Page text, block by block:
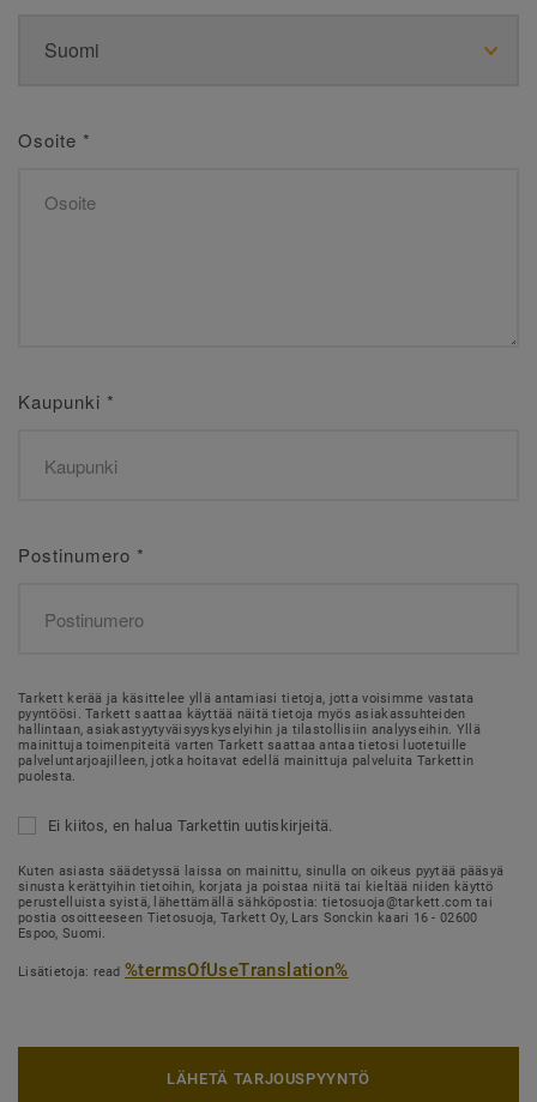
Osoite *
Kaupunki *
Postinumero *
Tarkett kerää ja käsittelee yllä antamiasi tietoja, jotta voisimme vastata
pyyntöösi. Tarkett saattaa käyttää näitä tietoja myös asiakassuhteiden
hallintaan, asiakastyytyväisyyskyselyihin ja tilastollisiin analyyseihin. Yllä
mainittuja toimenpiteitä varten Tarkett saattaa antaa tietosi luotetuille
palveluntarjoajilleen, jotka hoitavat edellä mainittuja palveluita Tarkettin
puolesta.
Ei kiitos, en halua Tarkettin uutiskirjeitä.
Kuten asiasta säädetyssä laissa on mainittu, sinulla on oikeus pyytää pääsyä
sinusta kerättyihin tietoihin, korjata ja poistaa niitä tai kieltää niiden käyttö
perustelluista syistä, lähettämällä sähköpostia: tietosuoja@tarkett.com tai
postia osoitteeseen Tietosuoja, Tarkett Oy, Lars Sonckin kaari 16 - 02600
Espoo, Suomi.
Lisätietoja: read%termsOfUseTranslation%
LÄHETÄ TARJOUSPYYNTÖ